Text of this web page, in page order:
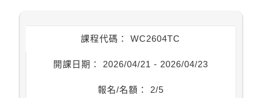
WC2604TC
2026/04/21 - 2026/04/23
2/5